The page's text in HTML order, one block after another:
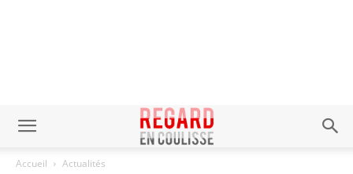
Accueil Actualités